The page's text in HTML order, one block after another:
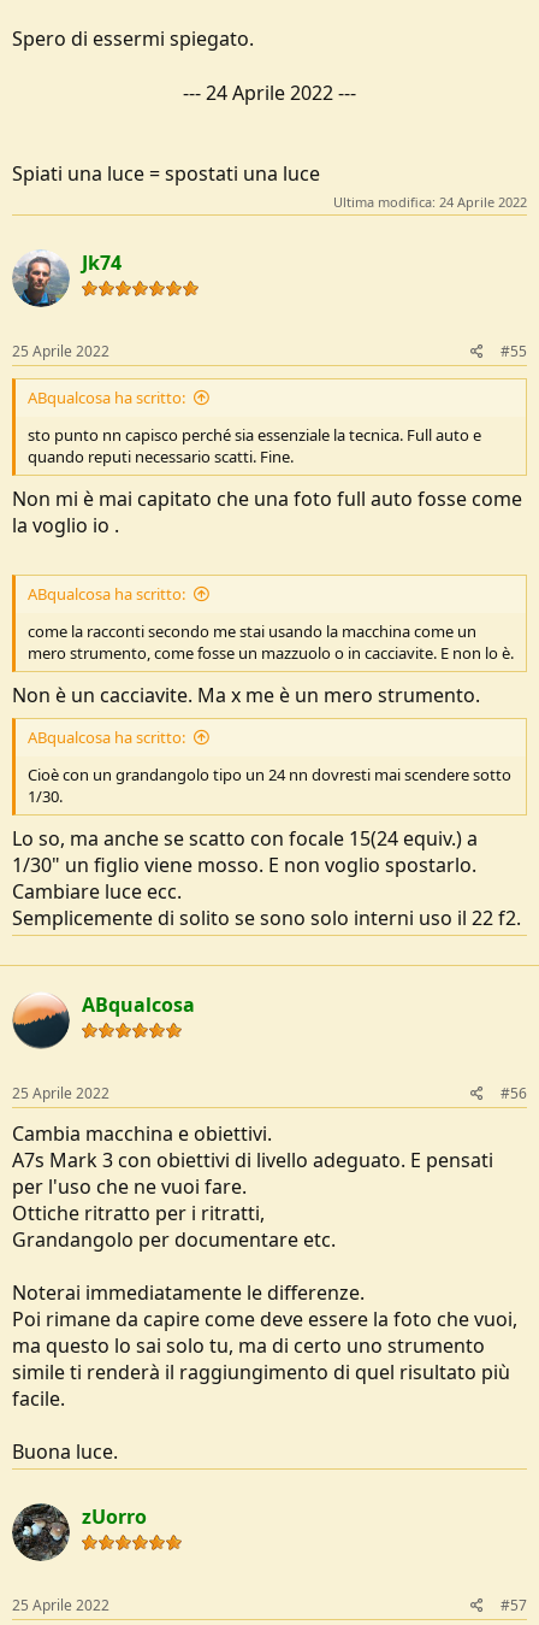
Spero di essermi spiegato.
---24 Aprile 2022---
Spiati una luce = spostati una luce
Ultima modifica: 24 Aprile 2022
Jk74
25 Aprile 2022 #55
ABqualcosa ha scritto:
sto punto nn capisco perché sia essenziale la tecnica. Full auto e
quando reputi necessario scatti. Fine.
Non mi è mai capitato che una foto full auto fosse come
la voglio io .
ABqualcosa ha scritto:
come la racconti secondo me stai usando la macchina come un
mero strumento, come fosse un mazzuolo o in cacciavite. E non lo è.
Non è un cacciavite. Ma x me è un mero strumento.
ABqualcosa ha scritto:
Cioè con un grandangolo tipo un 24 nn dovresti mai scendere sotto
1/30.
Lo so, ma anche se scatto con focale 15(24 equiv.) a
1/30" un figlio viene mosso. E non voglio spostarlo.
Cambiare luce ecc.
Semplicemente di solito se sono solo interni uso il 22 f2.
ABqualcosa
25 Aprile 2022 #56
Cambia macchina e obiettivi.
A7s Mark 3 con obiettivi di livello adeguato. E pensati
per l'uso che ne vuoi fare.
Ottiche ritratto per i ritratti,
Grandangolo per documentare etc.
Noterai immediatamente le differenze.
Poi rimane da capire come deve essere la foto che vuoi,
ma questo lo sai solo tu, ma di certo uno strumento
simile ti renderà il raggiungimento di quel risultato più
facile.
Buona luce.
zUorro
25 Aprile 2022 #57